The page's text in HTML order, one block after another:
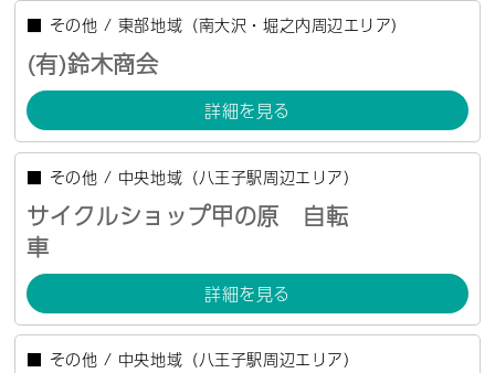
■ その他 / 東部地域（南大沢・堀之内周辺エリア）
(有)鈴木商会
詳細を見る
■ その他 / 中央地域（八王子駅周辺エリア）
サイクルショップ甲の原 自転
車
詳細を見る
■ その他 / 中央地域（八王子駅周辺エリア）